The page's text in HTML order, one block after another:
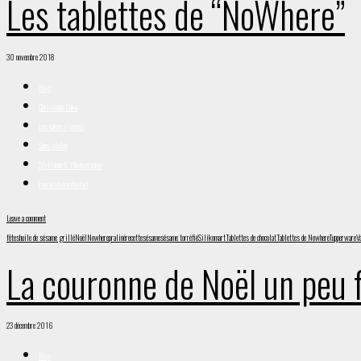
Les tablettes de “NoWhere”
30 novembre 2018
Leave a comment
fêteshuile de sésame grilléNoëlNowherepralinérecettesésamesésame torréfiéSilikomartTablettes de chocolatTablettes de NowhereTupperware
La couronne de Noël un
23 décembre 2016